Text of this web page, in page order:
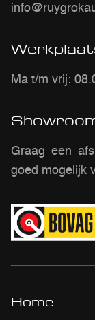
Ma t/m vrij:
Graag een
goed mogelijk
Home